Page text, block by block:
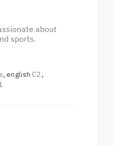
about
sports.
english C2